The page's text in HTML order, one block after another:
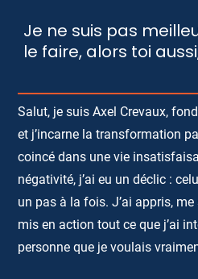
Je ne suis pas
le faire, alors toi
Salut, je suis Axel Crevaux,
et j’incarne la transformation
coincé dans une vie
négativité, j’ai eu un déclic :
un pas à la fois. J’ai appris,
mis en action tout ce que j’ai
personne que je voulais